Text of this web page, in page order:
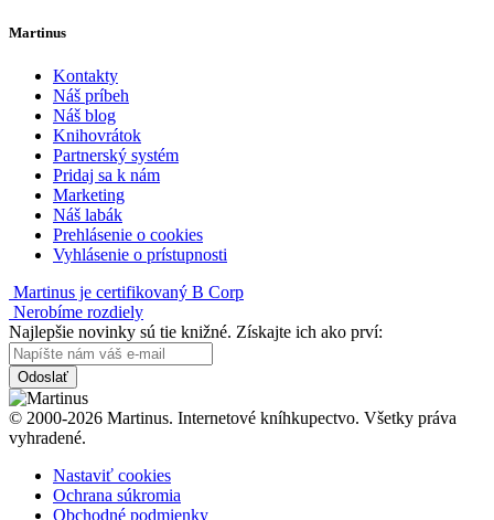
Martinus
Kontakty
Náš príbeh
Náš blog
Knihovrátok
Partnerský systém
Pridaj sa k nám
Marketing
Náš labák
Prehlásenie o cookies
Vyhlásenie o prístupnosti
Martinus je certifikovaný B Corp
Nerobíme rozdiely
Najlepšie novinky sú tie knižné. Získajte ich ako prví:
Odoslať
© 2000-2026 Martinus. Internetové kníhkupectvo. Všetky práva
vyhradené.
Nastaviť cookies
Ochrana súkromia
Obchodné podmienky